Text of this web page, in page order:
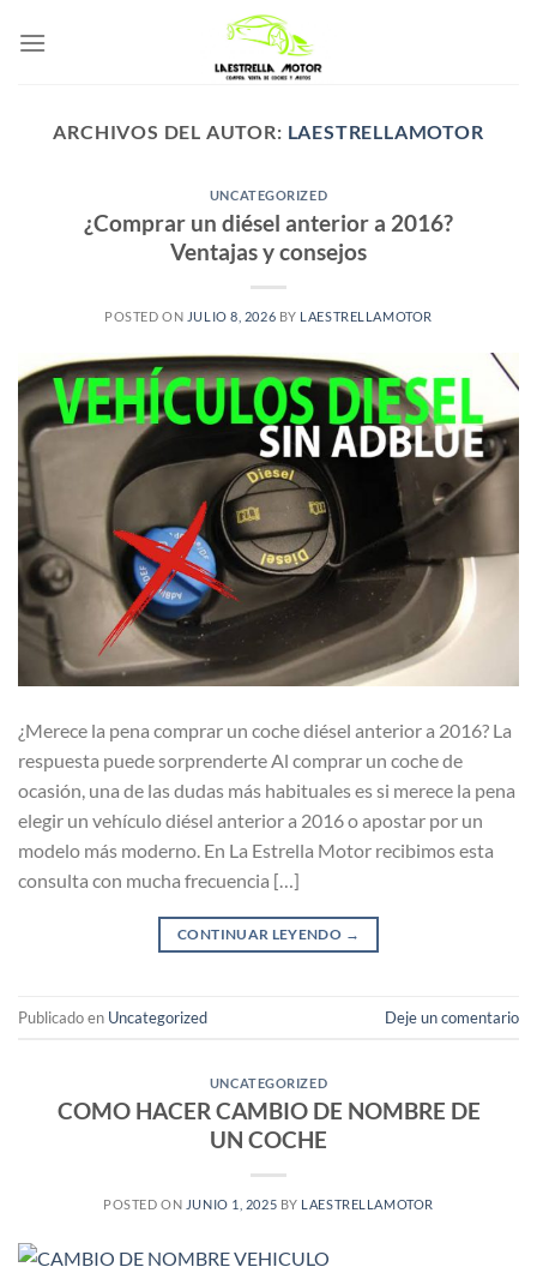
ARCHIVOS DEL AUTOR: LAESTRELLAMOTOR
UNCATEGORIZED
¿Comprar un diésel anterior a 2016?
Ventajas y consejos
POSTED ON JULIO 8, 2026 BY LAESTRELLAMOTOR
¿Merece la pena comprar un coche diésel anterior a 2016? La
respuesta puede sorprenderte Al comprar un coche de
ocasión, una de las dudas más habituales es si merece la pena
elegir un vehículo diésel anterior a 2016 o apostar por un
modelo más moderno. En La Estrella Motor recibimos esta
consulta con mucha frecuencia […]
CONTINUAR LEYENDO →
Publicado en Uncategorized Deje un comentario
UNCATEGORIZED
COMO HACER CAMBIO DE NOMBRE DE
UN COCHE
POSTED ON JUNIO 1, 2025 BY LAESTRELLAMOTOR